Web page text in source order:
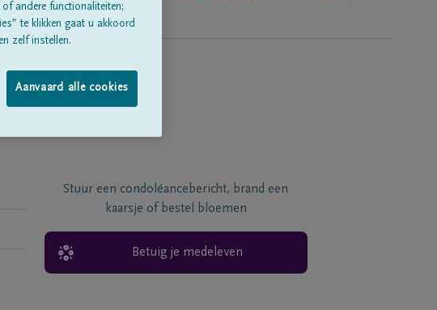
Stuur een condoléancebericht, brand een
kaarsje of bestel bloemen
Betuig je medeleven
andere functionaliteiten;
te klikken gaat u akkoord
zelf instellen.
Aanvaard alle cookies